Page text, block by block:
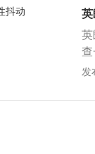
间
油
理
工
英
英
查
没
发